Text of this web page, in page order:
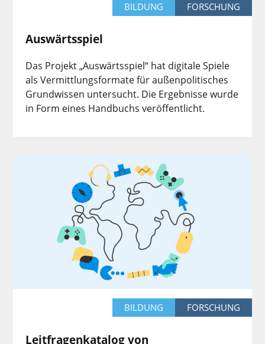
BILDUNG FORSCHUNG
Auswärtsspiel
Das Projekt „Auswärtsspiel“ hat digitale Spiele
als Vermittlungsformate für außenpolitisches
Grundwissen untersucht. Die Ergebnisse wurde
in Form eines Handbuchs veröffentlicht.
BILDUNG FORSCHUNG
Leitfragenkatalog von